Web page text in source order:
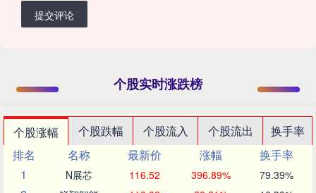
提交评论
个股实时涨跌榜
个股涨幅 个股跌幅 个股流入 个股流出
换手率
排名
名称 最新价 涨幅
换手率
1
N展芯 116.52 396.89% 79.39%